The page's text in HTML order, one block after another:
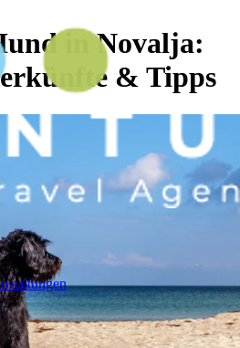
in Novalja:
& Tipps